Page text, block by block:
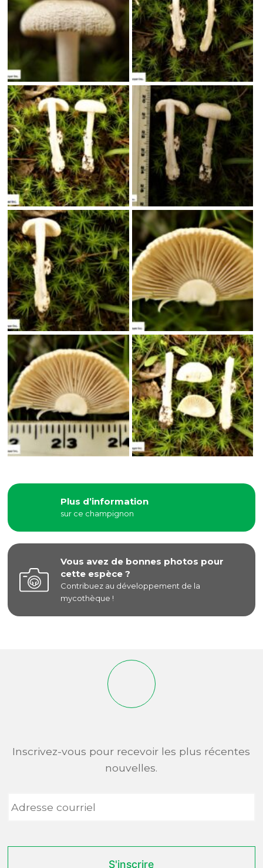
Plus d’information
sur ce champignon
Vous avez de bonnes photos pour
cette espèce ?
Contribuez au développement de la
mycothèque !
Inscrivez-vous pour recevoir les plus récentes
nouvelles.